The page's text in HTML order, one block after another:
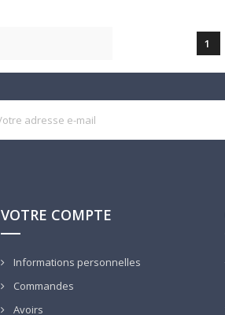
1
VOTRE COMPTE
Informations personnelles
Commandes
Avoirs